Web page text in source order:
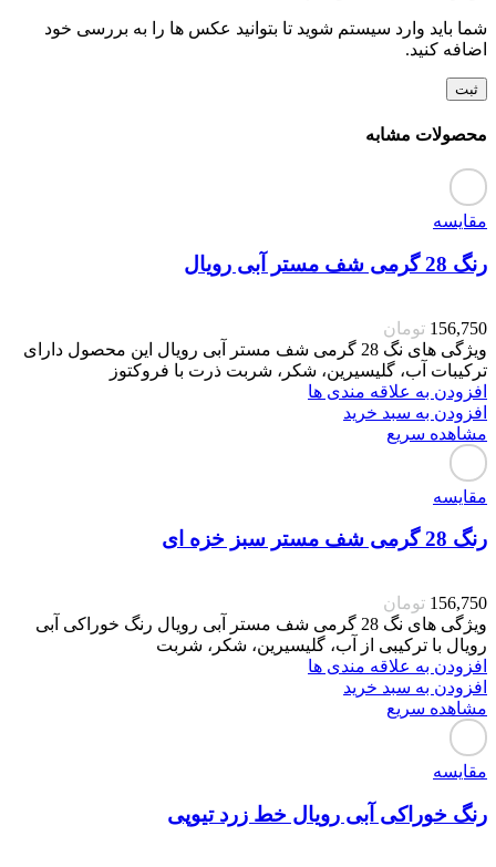
شما باید وارد سیستم شوید تا بتوانید عکس ها را به بررسی خود
اضافه کنید.
محصولات مشابه
مقایسه
رنگ 28 گرمی شف مستر آبی رویال
156,750 تومان
ویژگی های نگ 28 گرمی شف مستر آبی رویال این محصول دارای
ترکیبات آب، گلیسیرین، شکر، شربت ذرت با فروکتوز
افزودن به علاقه مندی ها
افزودن به سبد خرید
مشاهده سریع
مقایسه
رنگ 28 گرمی شف مستر سبز خزه ای
156,750 تومان
ویژگی های نگ 28 گرمی شف مستر آبی رویال رنگ خوراکی آبی
رویال با ترکیبی از آب، گلیسیرین، شکر، شربت
افزودن به علاقه مندی ها
افزودن به سبد خرید
مشاهده سریع
مقایسه
رنگ خوراکی آبی رویال خط زرد تیوپی